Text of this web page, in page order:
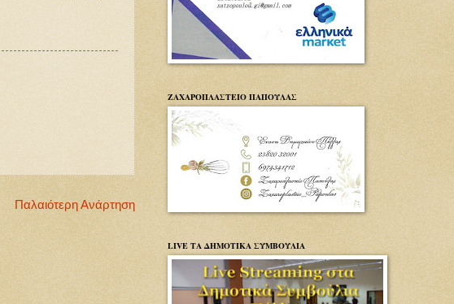
Παλαιότερη Ανάρτηση
ΖΑΧΑΡΟΠΛΑΣΤΕΙΟ ΠΑΠΟΥΛΑΣ
LIVE ΤΑ ΔΗΜΟΤΙΚΑ ΣΥΜΒΟΥΛΙΑ